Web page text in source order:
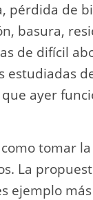
pérdida de
basura,
de difícil
estudiadas
ayer
tomar
La
ejemplo